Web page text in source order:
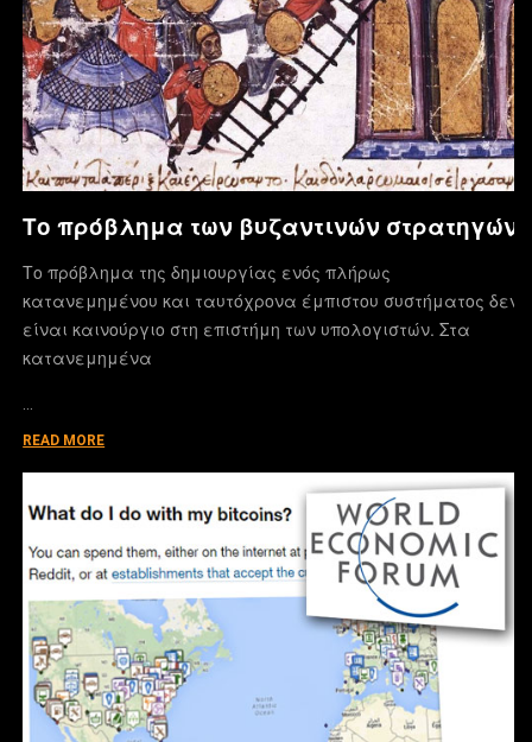
Το πρόβλημα των βυζαντινών στρατηγών
Το πρόβλημα της δημιουργίας ενός πλήρως
κατανεμημένου και ταυτόχρονα έμπιστου συστήματος δεν
είναι καινούργιο στη επιστήμη των υπολογιστών. Στα
κατανεμημένα
READ MORE